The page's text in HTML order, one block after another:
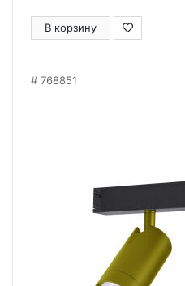
В корзину
768851